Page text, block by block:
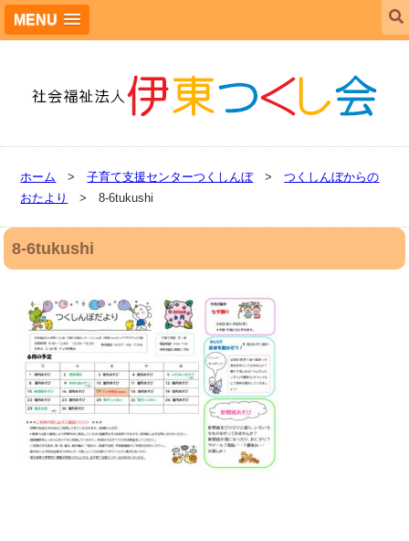
MENU
ホーム >子育て支援センターつくしんぼ>つくしんぼからの
おたより
> 8-6tukushi
8-6tukushi